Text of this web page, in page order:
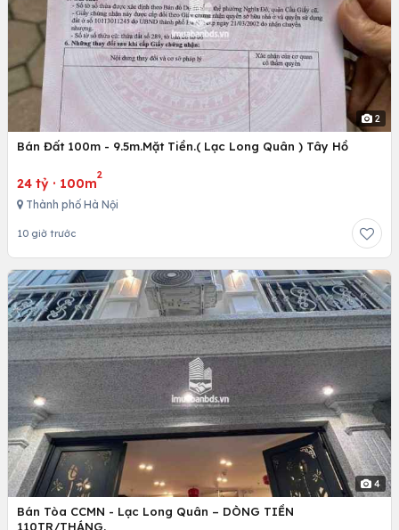
2
Bán Đất 100m - 9.5m.Mặt Tiền.( Lạc Long Quân ) Tây Hồ
24 tỷ · 100m
2
Thành phố Hà Nội
10 giờ trước
4
Bán Tòa CCMN - Lạc Long Quân – DÒNG TIỀN
110TR/THÁNG.